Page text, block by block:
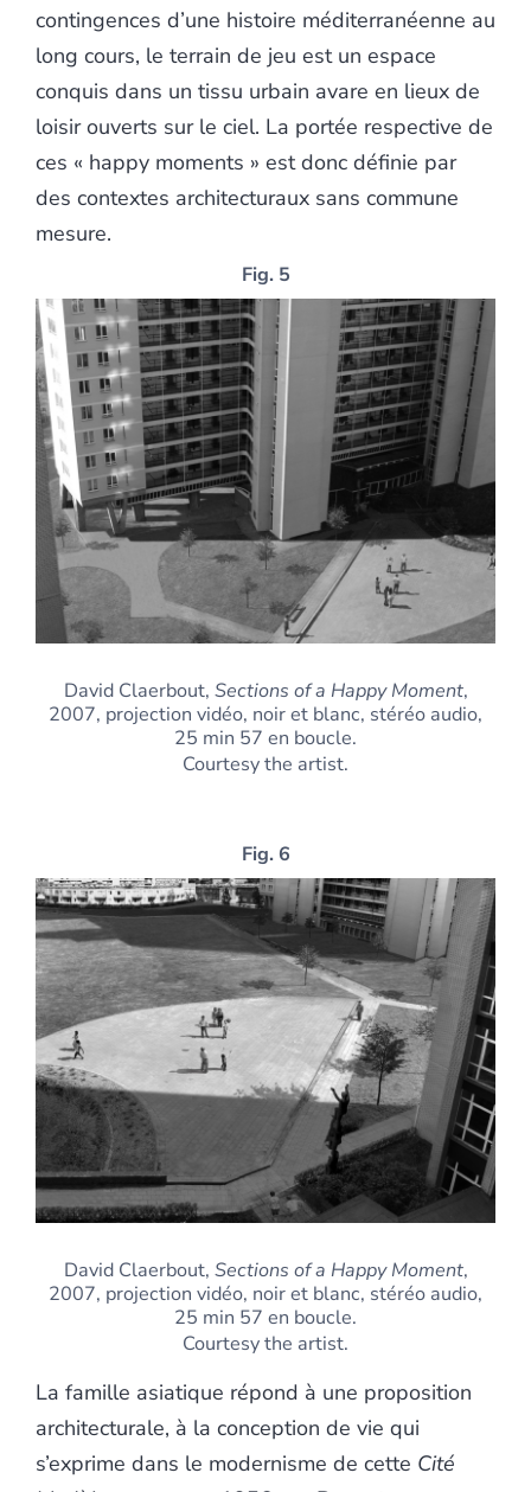
contingences d’une histoire méditerranéenne au
long cours, le terrain de jeu est un espace
conquis dans un tissu urbain avare en lieux de
loisir ouverts sur le ciel. La portée respective de
ces « happy moments » est donc définie par
des contextes architecturaux sans commune
mesure.
Fig. 5
David Claerbout, Sections of a Happy Moment,
2007, projection vidéo, noir et blanc, stéréo audio,
25 min 57 en boucle.
Courtesy the artist.
Fig. 6
David Claerbout, Sections of a Happy Moment,
2007, projection vidéo, noir et blanc, stéréo audio,
25 min 57 en boucle.
Courtesy the artist.
La famille asiatique répond à une proposition
architecturale, à la conception de vie qui
s’exprime dans le modernisme de cette Cité